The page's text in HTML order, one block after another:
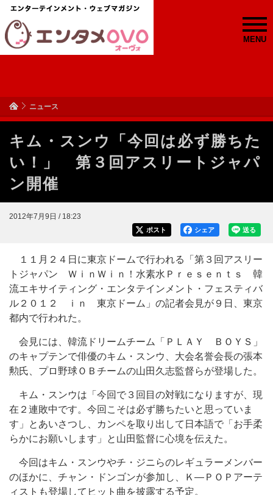
MENU
ニュース
キム・スンウ「今回は必ず勝ちた
い！」 第３回アスリートジャパ
ン開催
2012年7月9日 / 18:23
送る
シェア
ポスト
１１月２４日に東京ドームで行われる「第３回アスリー
トジャパン ＷｉｎＷｉｎ！水素水Ｐｒｅｓｅｎｔｓ 韓
流エキサイティング・エンタテインメント・フェスティバ
ル２０１２ ｉｎ 東京ドーム」の記者会見が９日、東京
都内で行われた。
会見には、韓流ドリームチーム「ＰＬＡＹ ＢＯＹＳ」
のキャプテンで俳優のキム・スンウ、大会名誉会長の張本
勲氏、プロ野球ＯＢチームの山田久志監督らが登場した。
キム・スンウは「今回で３回目の対戦になりますが、現
在２連敗中です。今回こそは必ず勝ちたいと思っていま
す」とあいさつし、カンペを取り出して日本語で「お手柔
らかにお願いします」と山田監督に心境を伝えた。
今回はキム・スンウやチ・ジニらのレギュラーメンバー
のほかに、チャン・ドンゴンが参加し、Ｋ―ＰＯＰアーテ
ィストも登場してヒット曲を披露する予定。